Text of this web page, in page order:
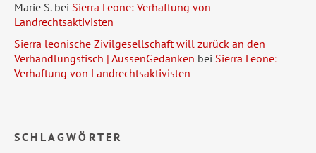
Marie S.bei Sierra Leone: Verhaftung von
Landrechtsaktivisten
Sierra leonische Zivilgesellschaft will zurück an den
Verhandlungstisch | AussenGedanken bei Sierra Leone:
Verhaftung von Landrechtsaktivisten
SCHLAGWÖRTER